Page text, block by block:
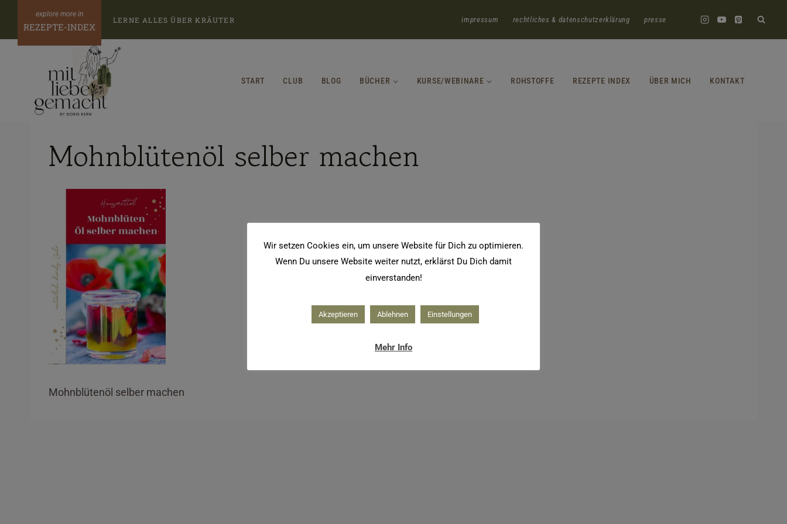
Inhalt
springen
REZEPTE-INDEX
LERNE ALLES ÜBER KRÄUTER impressum rechtliches & datenschutzerklärung presse
START CLUB BLOG BÜCHER KURSE/WEBINARE ROHSTOFFE REZEPTE INDEX ÜBER MICH KONTAKT
Mohnblütenöl selber machen
Mohnblütenöl selber machen
Wir setzen Cookies ein, um unsere Website für Dich zu optimieren.
Wenn Du unsere Website weiter nutzt, erklärst Du Dich damit
einverstanden!
Akzeptieren Ablehnen Einstellungen
Mehr Info